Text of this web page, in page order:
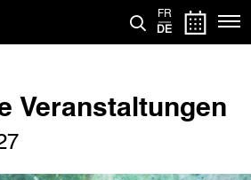
FR
DE
Veranstaltungen